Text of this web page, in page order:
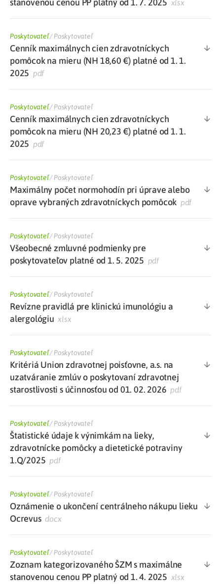
stanovenou cenou PP platný od 1. 7. 2025 xlsx
Poskytovateľ/Poskytovateľ
Cenník maximálnych cien zdravotníckych
pomôcok na mieru (NH 18,60 €) platné od 1. 1.
2025 pdf
Poskytovateľ/Poskytovateľ
Cenník maximálnych cien zdravotníckych
pomôcok na mieru (NH 20,23 €) platné od 1. 1.
2025 pdf
Poskytovateľ/Poskytovateľ
Maximálny počet normohodín pri úprave alebo
oprave vybraných zdravotníckych pomôcok pdf
Poskytovateľ/Poskytovateľ
Všeobecné zmluvné podmienky pre
poskytovateľov platné od 1. 5. 2025 pdf
Poskytovateľ/Poskytovateľ
Revízne pravidlá pre klinickú imunológiu a
alergológiu xlsx
Poskytovateľ/Poskytovateľ
Kritériá Union zdravotnej poisťovne, a.s. na
uzatváranie zmlúv o poskytovaní zdravotnej
starostlivosti s účinnosťou od 01. 02. 2026 pdf
Poskytovateľ/Poskytovateľ
Štatistické údaje k výnimkám na lieky,
zdravotnícke pomôcky a dietetické potraviny
1.Q/2025 pdf
Poskytovateľ/Poskytovateľ
Oznámenie o ukončení centrálneho nákupu lieku
Ocrevusdocx
Poskytovateľ/Poskytovateľ
Zoznam kategorizovaného ŠZM s maximálne
stanovenou cenou PP platný od 1. 4. 2025 xlsx